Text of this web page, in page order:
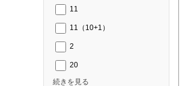
11
11（10+1）
2
20
続きを見る